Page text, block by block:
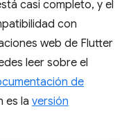
casi completo, y el
con
web de Flutter
leer sobre el
de
es la versión